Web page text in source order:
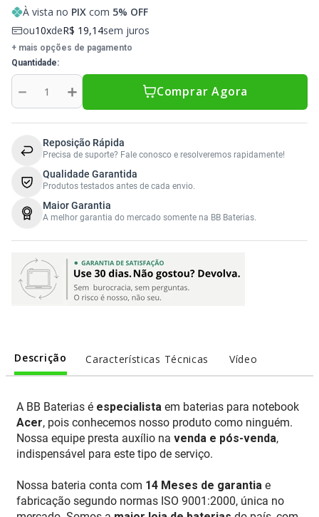
À vista no PIX com 5% OFF
ou10 deR$ 19,14sem juros
+ mais opções de pagamento
Quantidade
＋
－ Comprar Agora
Reposição Rápida
Precisa de suporte? Fale conosco e resolveremos rapidamente!
Qualidade Garantida
Produtos testados antes de cada envio.
Maior Garantia
A melhor garantia do mercado somente na BB Baterias.
Descrição Características Técnicas Vídeo
A BB Baterias é especialista em baterias para notebook
Acer, pois conhecemos nosso produto como ninguém.
Nossa equipe presta auxílio na venda e pós-venda,
indispensável para este tipo de serviço.
Nossa bateria conta com 14 Meses de garantia e
fabricação segundo normas ISO 9001:2000, única no